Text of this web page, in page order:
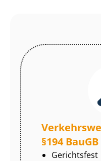
§194 BauGB
Gerichtsfest